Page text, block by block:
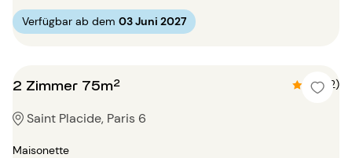
Verfügbar ab dem 03 Juni 2027
2 Zimmer 75m² 4.5 (2)
Saint Placide, Paris 6
Maisonette